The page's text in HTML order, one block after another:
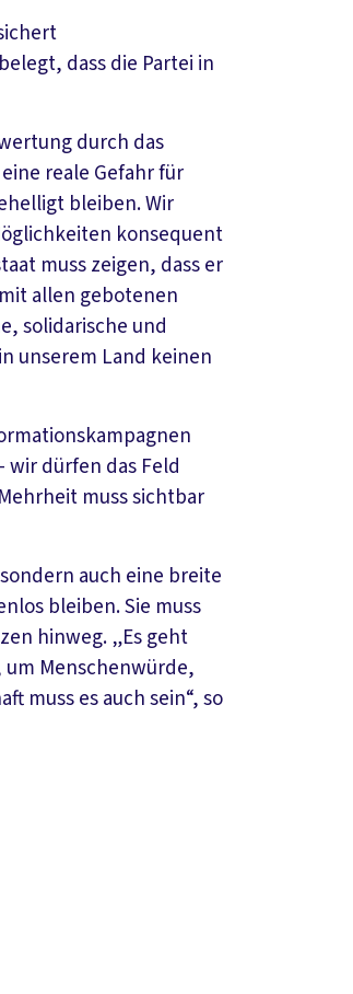
dass die Partei in
durch das
reale Gefahr für
bleiben. Wir
konsequent
muss zeigen, dass er
allen gebotenen
solidarische und
unserem Land keinen
wir dürfen das Feld
muss sichtbar
auch eine breite
bleiben. Sie muss
hinweg. „Es geht
Menschenwürde,
muss es auch sein“, so